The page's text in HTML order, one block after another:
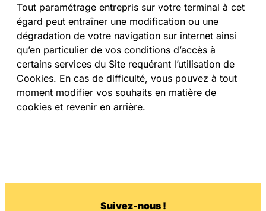
Tout paramétrage entrepris sur votre terminal à cet
égard peut entraîner une modification ou une
dégradation de votre navigation sur internet ainsi
qu’en particulier de vos conditions d’accès à
certains services du Site requérant l’utilisation de
Cookies. En cas de difficulté, vous pouvez à tout
moment modifier vos souhaits en matière de
cookies et revenir en arrière.
Suivez-nous !